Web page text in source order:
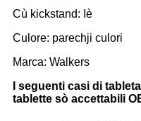
Cù kickstand: Iè
Culore: parechji culori
Marca: Walkers
I seguenti casi di
tablette sò accettabili